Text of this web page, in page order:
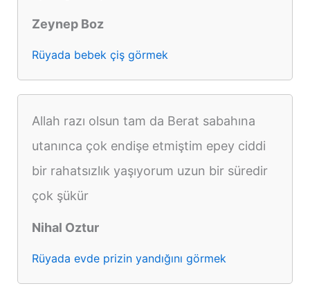
Zeynep Boz
Rüyada bebek çiş görmek
Allah razı olsun tam da Berat sabahına
utanınca çok endişe etmiştim epey ciddi
bir rahatsızlık yaşıyorum uzun bir süredir
çok şükür
Nihal Oztur
Rüyada evde prizin yandığını görmek